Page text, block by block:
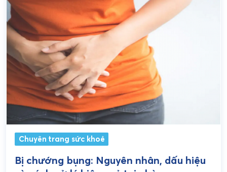
Chuyên trang sức khoẻ
Bị chướng bụng: Nguyên nhân, dấu hiệu